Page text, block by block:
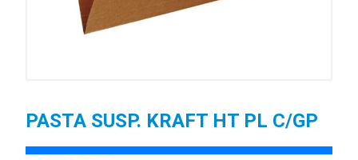
PASTA SUSP. KRAFT HT PL C/GP